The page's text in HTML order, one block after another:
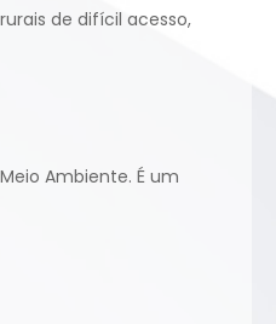
de difícil acesso,
Ambiente. É um